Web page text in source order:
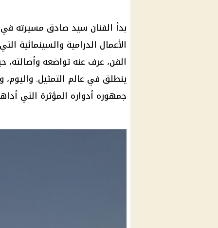
بدأ الفنان سيد صادق مسيرته
الأعمال الدرامية والسينمائية
الفن، عرف عنه تواضعه
ينطلق في عالم التمثيل.
جمهوره أدواره المؤثرة التي